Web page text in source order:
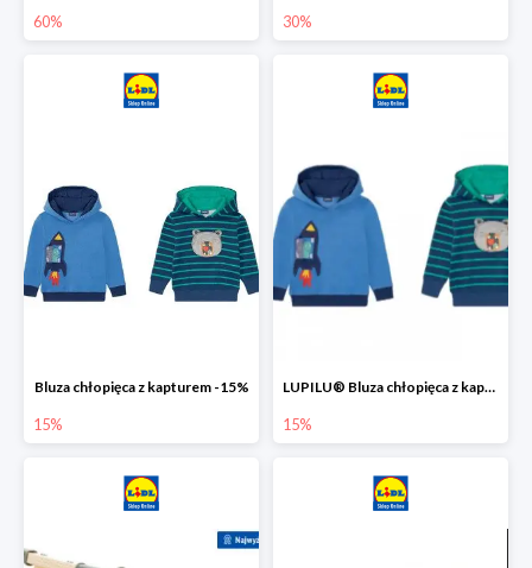
60% 30%
Bluza chłopięca z kapturem -15%
15%
LUPILU® Bluza chłopięca z kapturem
15%